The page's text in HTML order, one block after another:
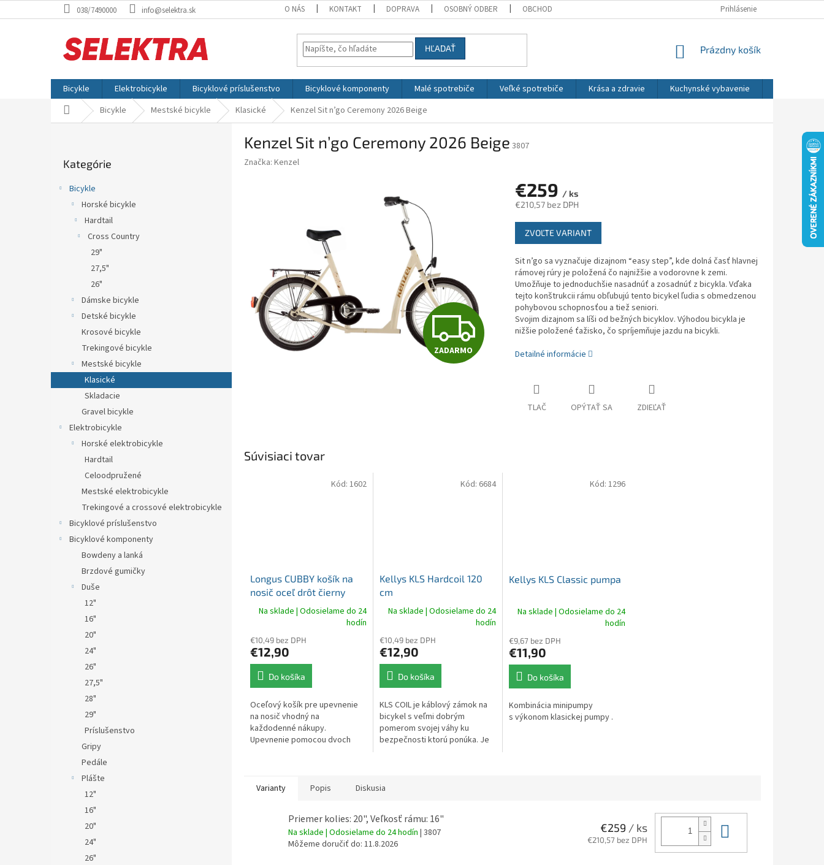
na
038/7490000 info@selektra.sk O NÁS KONTAKT DOPRAVA OSOBNÝ ODBER OBCHODNÉ PODMIENKY OCHRANA OSOBNÝCH ÚDAJOV REKLAMÁCIE
Prihlásenie
HĽADAŤ
NÁKUPNÝ
Prázdny košík
Bicykle Elektrobicykle Bicyklové príslušenstvo Bicyklové komponenty Malé spotrebiče Veľké spotrebiče Krása a zdravie Kuchynské vybavenie
DomovBicykle Mestské bicykle Klasické Kenzel Sit n’go Ceremony 2026 Beige
kategórie
Kategórie
Bicykle
Horské bicykle
Hardtail
Cross Country
29"
27,5"
26"
Dámske bicykle
Detské bicykle
Krosové bicykle
Trekingové bicykle
Mestské bicykle
Klasické
Skladacie
Gravel bicykle
Elektrobicykle
Horské elektrobicykle
Hardtail
Celoodpružené
Mestské elektrobicykle
Trekingové a crossové elektrobicykle
Bicyklové príslušenstvo
Bicyklové komponenty
Bowdeny a lanká
Brzdové gumičky
Duše
12"
16"
20"
24"
26"
27,5"
28"
29"
Príslušenstvo
Gripy
Pedále
Plášte
12"
16"
20"
24"
26"
Kenzel Sit n’go Ceremony 2026 Beige 3807
Značka: Kenzel
Z
A
R
O
ZADARMO
€259 / ks
€210,57 bez DPH
Jednotková
cena:
ZVOĽTE VARIANT
Sit n’go sa vyznačuje dizajnom “easy step”, kde dolná časť hlavnej
rámovej rúry je položená čo najnižšie a vodorovne k zemi.
Umožňuje to jednoduchšie nasadnúť a zosadnúť z bicykla. Vďaka
tejto konštrukcii rámu obľubujú tento bicykel ľudia s obmedzenou
pohybovou schopnosťou a tiež seniori.
Svojim dizajnom sa líši od bežných bicyklov. Výhodou bicykla je
nižšie položené ťažisko, čo spríjemňuje jazdu na bicykli.
Detailné informácie
TLAČ OPÝTAŤ SA ZDIEĽAŤ
Súvisiaci tovar
Longus CUBBY košík na
nosič oceľ drôt čierny
Na sklade | Odosielame do 24
hodín
€10,49 bez DPH
€12,90
Do košíka
Oceľový košík pre upevnenie
na nosič vhodný na
každodenné nákupy.
Upevnenie pomocou dvoch
Kód: 1602
Kellys KLS Hardcoil 120
cm
Na sklade | Odosielame do 24
hodín
€10,49 bez DPH
€12,90
Do košíka
KLS COIL je káblový zámok na
bicykel s veľmi dobrým
pomerom svojej váhy ku
bezpečnosti ktorú ponúka. Je
Kód: 6684
Kellys KLS Classic pumpa
Na sklade | Odosielame do 24
hodín
€9,67 bez DPH
€11,90
Do košíka
Kombinácia minipumpy
s výkonom klasickej pumpy .
Kód:1296
Varianty Popis Diskusia
Priemer kolies: 20", Veľkosť rámu: 16"
Na sklade | Odosielame do 24 hodín | 3807
Môžeme doručiť do: 11.8.2026
€259 / ks
€210,57 bez DPH